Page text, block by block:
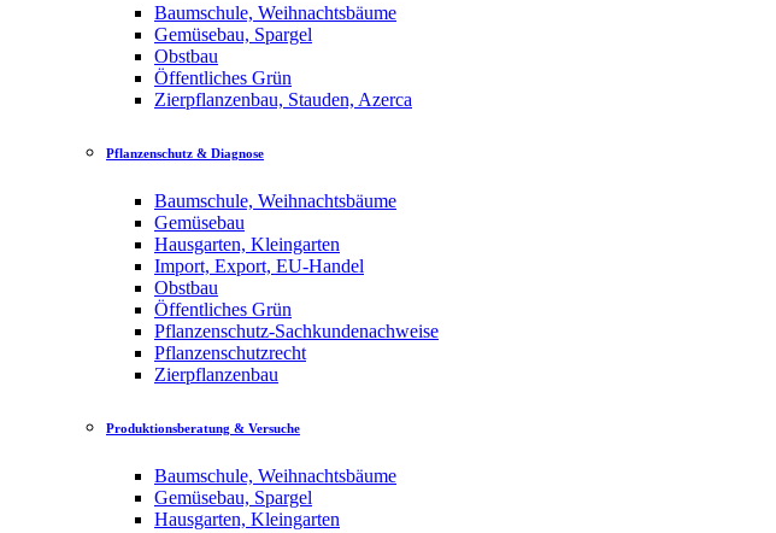
Baumschule, Weihnachtsbäume
Gemüsebau, Spargel
Obstbau
Öffentliches Grün
Zierpflanzenbau, Stauden, Azerca
Pflanzenschutz & Diagnose
Baumschule, Weihnachtsbäume
Gemüsebau
Hausgarten, Kleingarten
Import, Export, EU-Handel
Obstbau
Öffentliches Grün
Pflanzenschutz-Sachkundenachweise
Pflanzenschutzrecht
Zierpflanzenbau
Produktionsberatung & Versuche
Baumschule, Weihnachtsbäume
Gemüsebau, Spargel
Hausgarten, Kleingarten